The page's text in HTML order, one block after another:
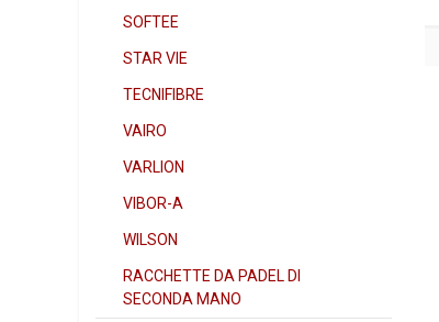
SOFTEE
STAR VIE
TECNIFIBRE
VAIRO
VARLION
VIBOR-A
WILSON
RACCHETTE DA PADEL DI
SECONDA MANO